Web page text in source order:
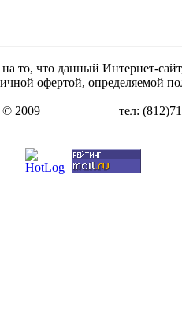
то, что данный Интернет-
офертой, определяемой
© 2009 тел: (812)716-